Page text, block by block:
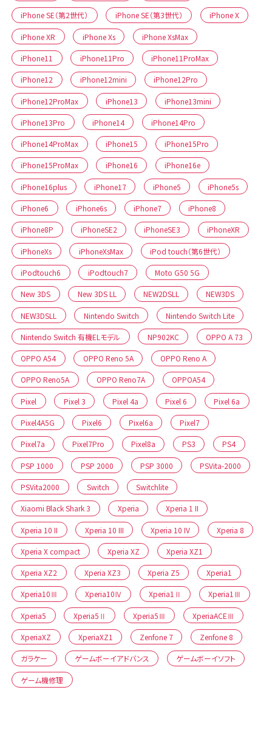
iPhone SE（第2世代） iPhone SE（第3世代） iPhone X
iPhone XR iPhone Xs iPhone XsMax
iPhone11 iPhone11Pro iPhone11ProMax
iPhone12 iPhone12mini iPhone12Pro
iPhone12ProMax iPhone13 iPhone13mini
iPhone13Pro iPhone14 iPhone14Pro
iPhone14ProMax iPhone15 iPhone15Pro
iPhone15ProMax iPhone16 iPhone16e
iPhone16plus iPhone17 iPhone5 iPhone5s
iPhone6 iPhone6s iPhone7 iPhone8
iPhone8P iPhoneSE2 iPhoneSE3 iPhoneXR
iPhoneXs iPhoneXsMax iPod touch（第6世代）
iPodtouch6 iPodtouch7 Moto G50 5G
New 3DS New 3DS LL NEW2DSLL NEW3DS
NEW3DSLL Nintendo Switch Nintendo Switch Lite
Nintendo Switch 有機ELモデル NP902KC OPPO A 73
OPPO A54 OPPO Reno 5A OPPO Reno A
OPPO Reno5A OPPO Reno7A OPPOA54
Pixel Pixel 3 Pixel 4a Pixel 6 Pixel 6a
Pixel4A5G Pixel6 Pixel6a Pixel7
Pixel7a Pixel7Pro Pixel8a PS3 PS4
PSP 1000 PSP 2000 PSP 3000 PSVita-2000
PSVita2000 Switch Switchlite
Xiaomi Black Shark 3 Xperia Xperia 1 II
Xperia 10 II Xperia 10 III Xperia 10 IV Xperia 8
Xperia X compact Xperia XZ Xperia XZ1
Xperia XZ2 Xperia XZ3 Xperia Z5 Xperia1
Xperia10Ⅲ Xperia10Ⅳ Xperia1Ⅱ Xperia1Ⅲ
Xperia5 Xperia5Ⅱ Xperia5Ⅲ XperiaACEⅢ
XperiaXZ XperiaXZ1 Zenfone 7 Zenfone 8
ガラケー ゲームボーイアドバンス ゲームボーイソフト
ゲーム機修理